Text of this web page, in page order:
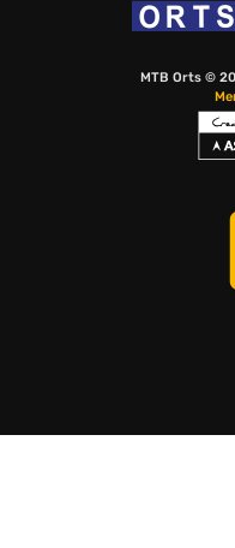
MTB Orts ©